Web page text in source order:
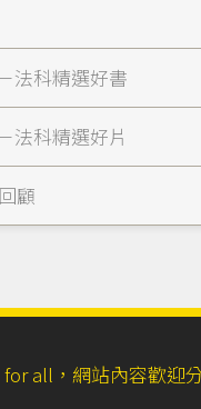
法科精選好書
法科精選好片
顧
all，網站內容歡迎